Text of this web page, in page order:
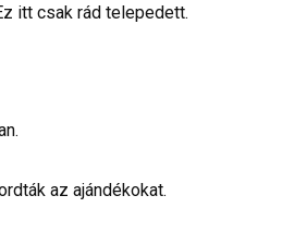
itt csak rád telepedett.
az ajándékokat.